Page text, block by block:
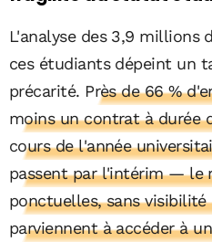
L'analyse des 3,9 millions
ces étudiants dépeint un
précarité. Près de 66 %
moins un contrat à durée
cours de l'année
passent par l'intérim — le
ponctuelles, sans visibilité
parviennent à accéder à